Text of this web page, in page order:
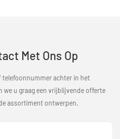
Met Ons Op
telefoonnummer achter in het
u graag een vrijblijvende offerte
assortiment ontwerpen.